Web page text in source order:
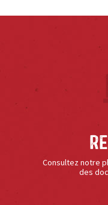
Consultez notre
des